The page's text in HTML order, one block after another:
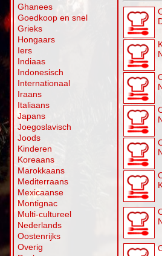
Ghanees
Goedkoop en snel
Grieks
Hongaars
Iers
Indiaas
Indonesisch
Internationaal
Iraans
Italiaans
Japans
Joegoslavisch
Joods
Kinderen
Koreaans
Marokkaans
Mediterraans
Mexicaanse
Montignac
Multi-cultureel
Nederlands
Oostenrijks
Overig